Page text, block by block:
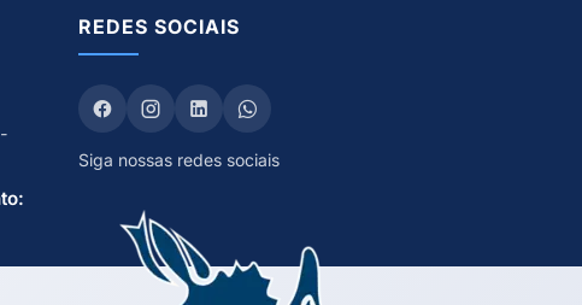
REDES SOCIAIS
Siga nossas redes sociais